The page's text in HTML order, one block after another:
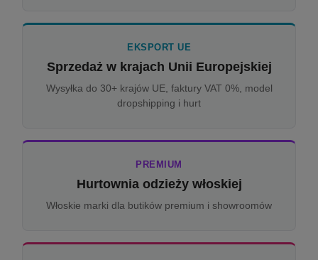
EKSPORT UE
Sprzedaż w krajach Unii Europejskiej
Wysyłka do 30+ krajów UE, faktury VAT 0%, model
dropshipping i hurt
PREMIUM
Hurtownia odzieży włoskiej
Włoskie marki dla butików premium i showroomów